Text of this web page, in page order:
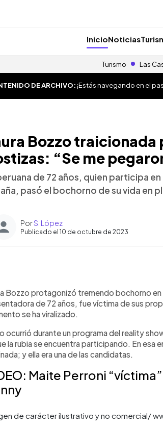
InicioNoticias
Turismo Las
DE ARCHIVO:¡Estás navegando en el
Bozzo traicionada
“Se me
de 72 años, quien participa en
pasó el bochorno de su vida en
PorS. López
Publicado el 10 de octubre de 2023
Escuchar artículo
Bozzo protagonizó tremendo bochorno
de 72 años, fue víctima de sus
se ha viralizado.
ocurrió durante un programa del reality
la rubia se encuentra participando. En esa
y ella era una de las candidatas.
Maite Perroni
de carácter ilustrativo y no comercial/